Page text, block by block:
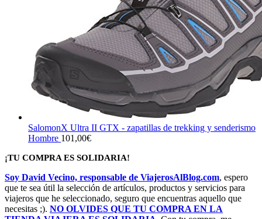
SalomonX Ultra II GTX - zapatillas de trekking y senderismo
Hombre 101,00€
¡TU COMPRA ES SOLIDARIA!
Soy David Vecino, responsable de ViajerosAlBlog.com, espero
que te sea útil la selección de artículos, productos y servicios para
viajeros que he seleccionado, seguro que encuentras aquello que
necesitas ;). NO OLVIDES QUE TU COMPRA EN LA